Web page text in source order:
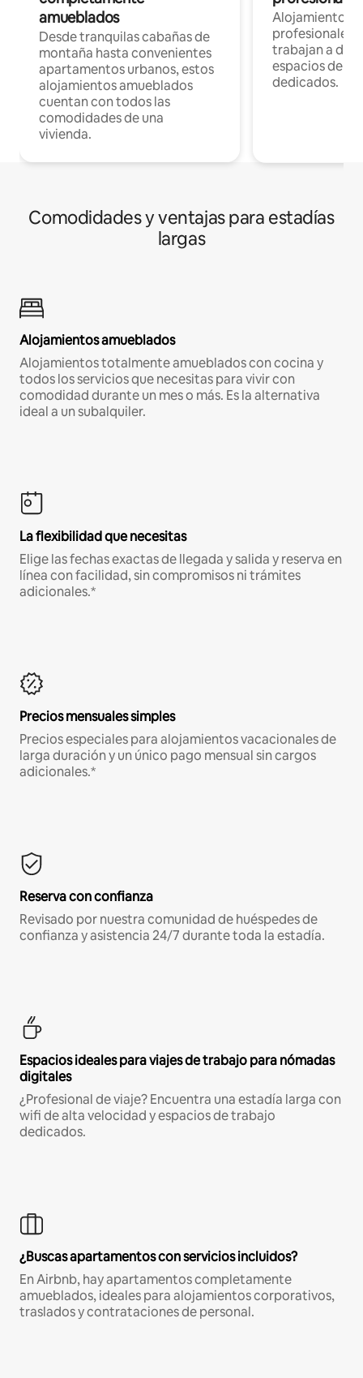
amueblados
Desde tranquilas cabañas de
montaña hasta convenientes
apartamentos urbanos, estos
alojamientos amueblados
cuentan con todos las
comodidades de una
vivienda.
Alojamientos
profesionales
trabajan a
espacios de
dedicados.
Comodidades y ventajas para estadías
largas
Alojamientos amueblados
Alojamientos totalmente amueblados con cocina y
todos los servicios que necesitas para vivir con
comodidad durante un mes o más. Es la alternativa
ideal a un subalquiler.
La flexibilidad que necesitas
Elige las fechas exactas de llegada y salida y reserva en
línea con facilidad, sin compromisos ni trámites
adicionales.*
Precios mensuales simples
Precios especiales para alojamientos vacacionales de
larga duración y un único pago mensual sin cargos
adicionales.*
Reserva con confianza
Revisado por nuestra comunidad de huéspedes de
confianza y asistencia 24/7 durante toda la estadía.
Espacios ideales para viajes de trabajo para nómadas
digitales
¿Profesional de viaje? Encuentra una estadía larga con
wifi de alta velocidad y espacios de trabajo
dedicados.
¿Buscas apartamentos con servicios incluidos?
En Airbnb, hay apartamentos completamente
amueblados, ideales para alojamientos corporativos,
traslados y contrataciones de personal.